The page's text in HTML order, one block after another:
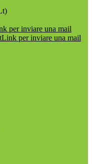
per inviare una mail
Link per inviare una mail